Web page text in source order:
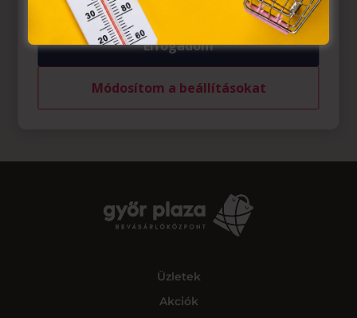
Üzletek
Akciók
Elfogadom
Módosítom a beállításokat